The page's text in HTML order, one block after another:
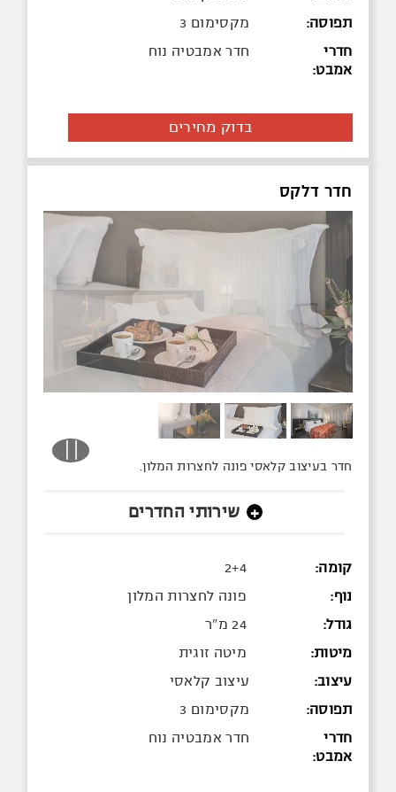
תפוסה:
מקסימום 3
חדרי
אמבט:
חדר אמבטיה נוח
בדוק מחירים
חדר דלקס
חדר בעיצוב קלאסי פונה לחצרות המלון.
+ שירותי החדרים
קומה:
2+4
נוף:
פונה לחצרות המלון
גודל:
24 מ"ר
מיטות:
מיטה זוגית
עיצוב:
עיצוב קלאסי
תפוסה:
מקסימום 3
חדרי
אמבט:
חדר אמבטיה נוח